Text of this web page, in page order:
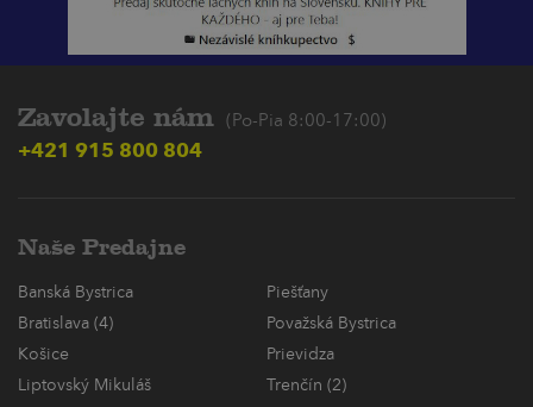
Zavolajte nám (Po-Pia 8:00-17:00)
+421 915 800 804
Naše Predajne
Banská Bystrica
Piešťany
Bratislava (4)
Považská Bystrica
Košice
Prievidza
Liptovský Mikuláš
Trenčín (2)